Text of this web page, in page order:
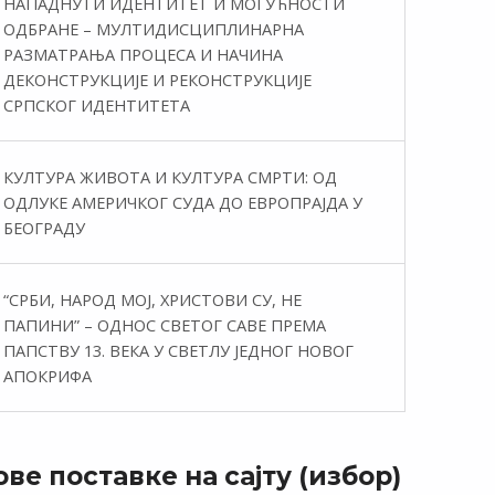
ОДБРАНЕ – МУЛТИДИСЦИПЛИНАРНА
РАЗМАТРАЊА ПРОЦЕСА И НАЧИНА
ДЕКОНСТРУКЦИЈЕ И РЕКОНСТРУКЦИЈЕ
СРПСКОГ ИДЕНТИТЕТА
КУЛТУРА ЖИВОТА И КУЛТУРА СМРТИ: ОД
ОДЛУКЕ АМЕРИЧКОГ СУДА ДО ЕВРОПРАЈДА У
БЕОГРАДУ
“СРБИ, НАРОД МОЈ, ХРИСТОВИ СУ, НЕ
ПАПИНИ” – ОДНОС СВЕТОГ САВЕ ПРЕМА
ПАПСТВУ 13. ВЕКА У СВЕТЛУ ЈЕДНОГ НОВОГ
АПОКРИФА
поставке на сајту (избор)